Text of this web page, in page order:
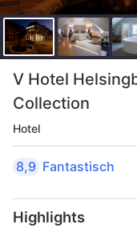
V Hotel
Collection
Hotel
8,9 Fantastisch
Highlights